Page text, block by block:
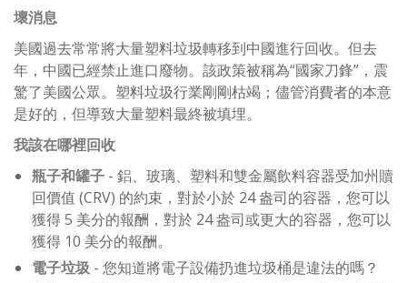
壞消息
美國過去常常將大量塑料垃圾轉移到中國進行回收。但去
年，中國已經禁止進口廢物。該政策被稱為“國家刀鋒”，震
驚了美國公眾。塑料垃圾行業剛剛枯竭；儘管消費者的本意
是好的，但導致大量塑料最終被填埋。
我該在哪裡回收
瓶子和罐子 - 鋁、玻璃、塑料和雙金屬飲料容器受加州贖
回價值 (CRV) 的約束，對於小於 24 盎司的容器，您可以
獲得 5 美分的報酬，對於 24 盎司或更大的容器，您可以
獲得 10 美分的報酬。
電子垃圾 - 您知道將電子設備扔進垃圾桶是違法的嗎？